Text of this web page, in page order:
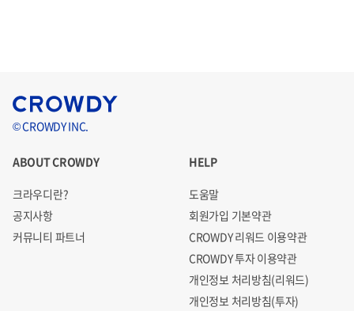
© CROWDY INC.
ABOUT CROWDY
크라우디란?
공지사항
커뮤니티 파트너
HELP
도움말
회원가입 기본약관
CROWDY 리워드 이용약관
CROWDY 투자 이용약관
개인정보 처리방침(리워드)
개인정보 처리방침(투자)